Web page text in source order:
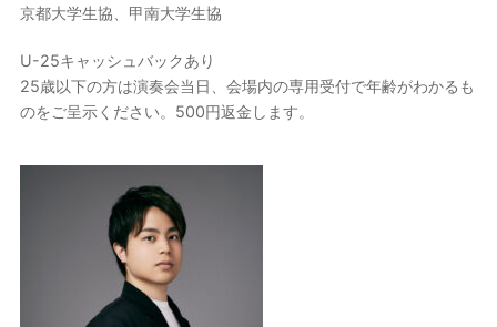
京都大学生協、甲南大学生協
U-25キャッシュバックあり
25歳以下の方は演奏会当日、会場内の専用受付で年齢がわかるも
のをご呈示ください。500円返金します。